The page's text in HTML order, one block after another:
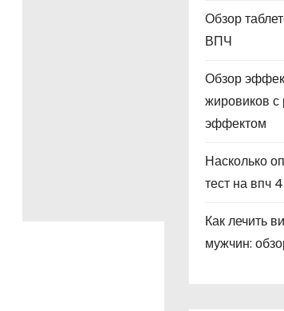
Обзор
ВПЧ
Обзор
жировиков
эффектом
Насколько
тест на впч
Как лечить
мужчин: